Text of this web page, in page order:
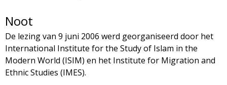
Noot
De lezing van 9 juni 2006 werd georganiseerd door het
International Institute for the Study of Islam in the
Modern World (ISIM) en het Institute for Migration and
Ethnic Studies (IMES).